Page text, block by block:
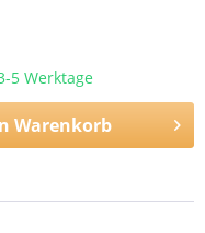
5 Werktage
Warenkorb